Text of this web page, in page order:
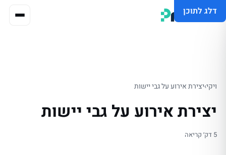
דלג לתוכן
ויקי›יצירת אירוע על גבי יישות
יצירת אירוע על גבי יישות
5 דק׳ קריאה